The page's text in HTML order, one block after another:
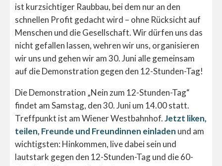
ist kurzsichtiger Raubbau, bei dem nur an den
schnellen Profit gedacht wird – ohne Rücksicht auf
Menschen und die Gesellschaft. Wir dürfen uns das
nicht gefallen lassen, wehren wir uns, organisieren
wir uns und gehen wir am 30. Juni alle gemeinsam
auf die Demonstration gegen den 12-Stunden-Tag!
Die Demonstration „Nein zum 12-Stunden-Tag“
findet am Samstag, den 30. Juni um 14.00 statt.
Treffpunkt ist am Wiener Westbahnhof.Jetzt liken,
teilen, Freunde und Freundinnen einladen und am
wichtigsten: Hinkommen, live dabei sein und
lautstark gegen den 12-Stunden-Tag und die 60-